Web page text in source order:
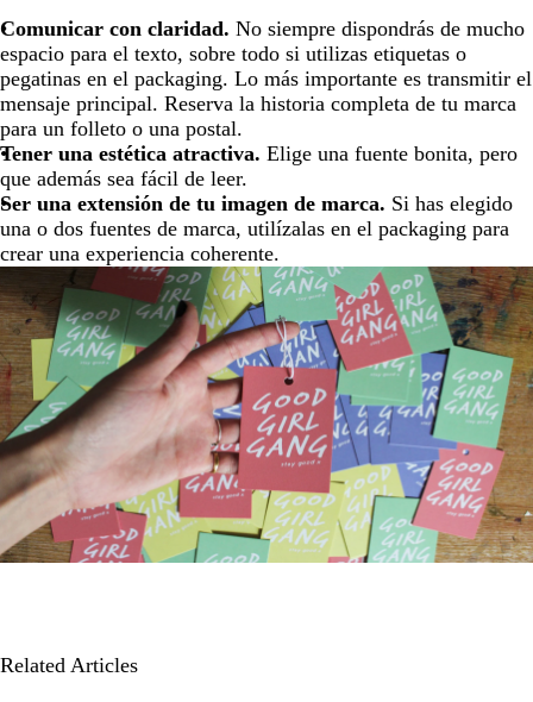
Comunicar con claridad. No siempre dispondrás de mucho
espacio para el texto, sobre todo si utilizas etiquetas o
pegatinas en el packaging. Lo más importante es transmitir el
mensaje principal. Reserva la historia completa de tu marca
para un folleto o una postal.
Tener una estética atractiva. Elige una fuente bonita, pero
que además sea fácil de leer.
Ser una extensión de tu imagen de marca. Si has elegido
una o dos fuentes de marca, utilízalas en el packaging para
crear una experiencia coherente.
Related Articles